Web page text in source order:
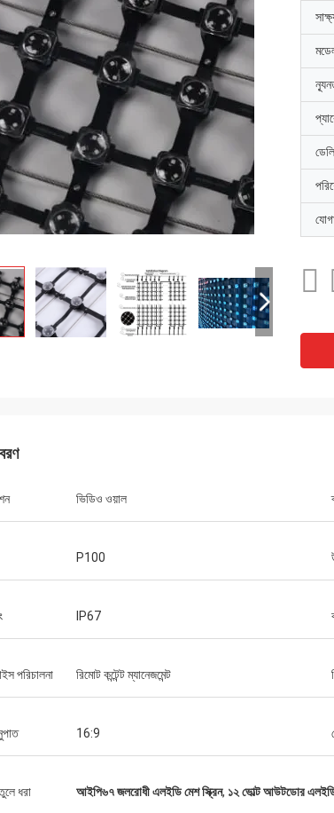
ভিডিও ওয়াল
P100
IP67
পরিচালনা রিমোট কন্টেন্ট ম্যানেজমেন্ট
16:9
ধরা আইপি৬৭ জলরোধী এলইডি মেশ স্ক্রিন, ১২ ভোল্ট আউটডোর